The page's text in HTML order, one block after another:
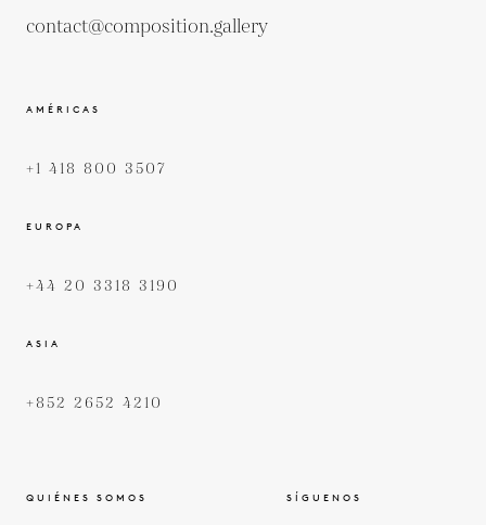
contact@composition.gallery
AMÉRICAS
+1 418 800 3507
EUROPA
+44 20 3318 3190
ASIA
+852 2652 4210
QUIÉNES SOMOS SÍGUENOS